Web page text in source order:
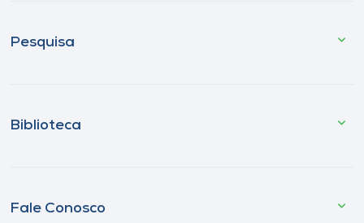
Pesquisa
Biblioteca
Fale Conosco